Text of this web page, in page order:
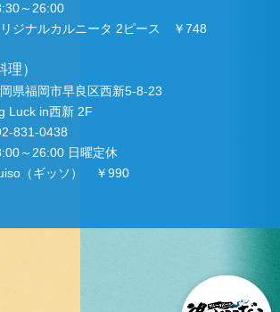
～26:00
ジナルカルニータ 2ピース ￥748
）
県福岡市早良区西新5-8-23
Luck in西新 2F
831-0438
～26:00 日曜定休
（ギッソ） ￥990